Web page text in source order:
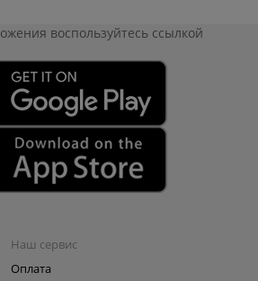
воспользуйтесь ссылкой
Наш сервис
Оплата